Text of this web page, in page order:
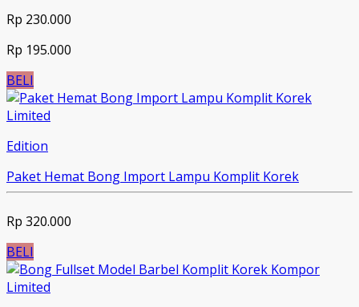
Rp 230.000
Rp 195.000
BELI
Limited
Edition
Paket Hemat Bong Import Lampu Komplit Korek
Rp 320.000
BELI
Limited